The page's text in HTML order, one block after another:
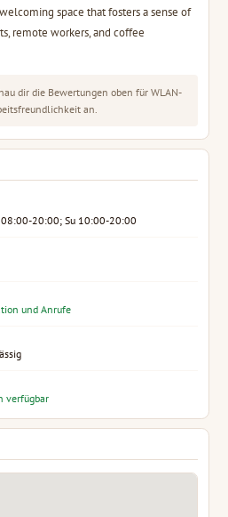
space that fosters a sense of
remote workers, and coffee
dir die Bewertungen oben für WLAN-
an.
20:00; Su 10:00-20:00
und Anrufe
verfügbar